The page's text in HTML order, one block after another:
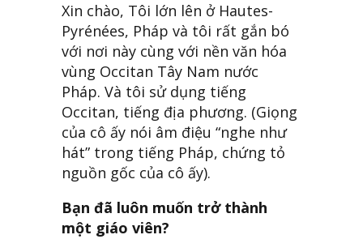
Xin chào, Tôi lớn lên ở Hautes-
Pyrénées, Pháp và tôi rất gắn bó
với nơi này cùng với nền văn hóa
vùng Occitan Tây Nam nước
Pháp. Và tôi sử dụng tiếng
Occitan, tiếng địa phương. (Giọng
của cô ấy nói âm điệu “nghe như
hát” trong tiếng Pháp, chứng tỏ
nguồn gốc của cô ấy).
Bạn đã luôn muốn trở thành
một giáo viên?